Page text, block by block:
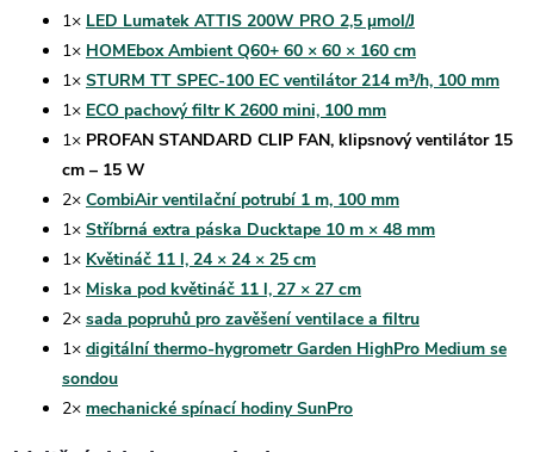
1× LED Lumatek ATTIS 200W PRO 2,5 µmol/J
1× HOMEbox Ambient Q60+ 60 × 60 × 160 cm
1× STURM TT SPEC-100 EC ventilátor 214 m³/h, 100 mm
1× ECO pachový filtr K 2600 mini, 100 mm
1× PROFAN STANDARD CLIP FAN, klipsnový ventilátor 15
cm – 15 W
2× CombiAir ventilační potrubí 1 m, 100 mm
1× Stříbrná extra páska Ducktape 10 m × 48 mm
1× Květináč 11 l, 24 × 24 × 25 cm
1× Miska pod květináč 11 l, 27 × 27 cm
2× sada popruhů pro zavěšení ventilace a filtru
1× digitální thermo-hygrometr Garden HighPro Medium se
sondou
2× mechanické spínací hodiny SunPro